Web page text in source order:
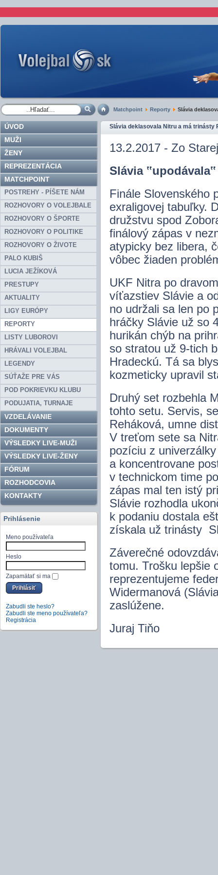
Matchpoint Reporty Slávia
ÚVOD
MUŽI
ŽENY
REPREZENTÁCIA
MATCHPOINT
POSTREHY - PÍŠETE NÁM
ROZHOVORY O VOLEJBALE
ROZHOVORY O ŠPORTE
ROZHOVORY O POLITIKE
ROZHOVORY O ŽIVOTE
PALO KUBIŠ
LUCIA JEŽÍKOVÁ
PRESTUPY
AKTUALITY
LIGY EURÓPY
REPORTY
LISTY LUBOROVI
HRÁVALI VOLEJBAL
LEGENDY
SÚŤAŽE PRE VÁS
POD POKRIEVKU KLUBU
PODUJATIA, TURNAJE
VZDELÁVANIE
DOKUMENTY
VÝSLEDKY LIVE-MUŽI
VÝSLEDKY LIVE-ŽENY
FÓRUM
ROZHODCOVIA
KONTAKTY
Prihlásenie
Meno používateľa
Heslo
Zapamätať si ma
Zabudli ste heslo?
Zabudli ste meno používateľa?
Registrácia
Slávia deklasovala Nitru a má trinásty
13.2.2017 - Zo
Slávia
Finále Slovenského
exraligovej tabuľky.
družstvu spod
finálový zápas v
atypicky bez libera,
vôbec žiaden
UKF Nitra po
víťazstiev Slávie a
no udržali sa len po
hráčky Slávie už so
hurikán chýb na
so stratou už 9-tich
Hradeckú. Tá sa
kozmeticky upravil
Druhý set rozbehla
tohto setu. Servis,
Reháková, umne
V treťom sete sa
pozíciu z
a koncentrovane
v technickom time
zápas mal ten istý
Slávie rozhodla
k podaniu dostala
získala už trinásty
Záverečné
tomu. Trošku lepšie
reprezentujeme
Widermanová
zaslúžene.
Juraj Tiňo